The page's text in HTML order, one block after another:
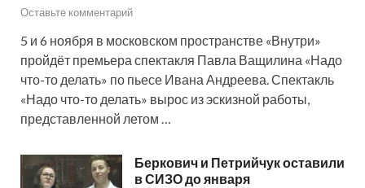
Оставьте комментарий
5 и 6 ноября в московском пространстве «Внутри»
пройдёт премьера спектакля Павла Ващилина «Надо
что-то делать» по пьесе Ивана Андреева. Спектакль
«Надо что-то делать» вырос из эскизной работы,
представленной летом …
Беркович и Петрийчук оставили
в СИЗО до января